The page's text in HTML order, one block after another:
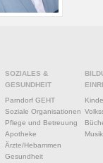
SOZIALES &
GESUNDHEIT
Parndorf GEHT
Soziale Organisationen
Pflege und Betreuung
Apotheke
Ärzte/Hebammen
Gesundheit